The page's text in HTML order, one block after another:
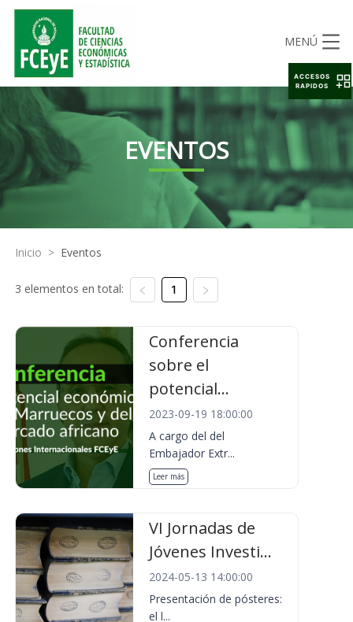
MENÚ
EVENTOS
Inicio > Eventos
3 elementos en total: 1
Conferencia
sobre el
potencial...
2023-09-19 18:00:00
A cargo del del
Embajador Extr...
Leer más
VI Jornadas de
Jóvenes Investi...
2024-05-13 14:00:00
Presentación de pósteres:
el l...
ACCESOS
RAPIDOS